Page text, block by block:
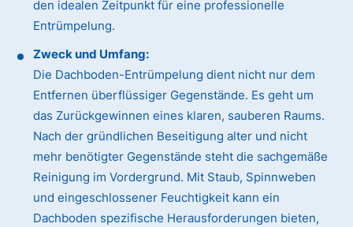
den idealen Zeitpunkt für eine professionelle
Entrümpelung.
Zweck und Umfang:
Die Dachboden-Entrümpelung dient nicht nur dem
Entfernen überflüssiger Gegenstände. Es geht um
das Zurückgewinnen eines klaren, sauberen Raums.
Nach der gründlichen Beseitigung alter und nicht
mehr benötigter Gegenstände steht die sachgemäße
Reinigung im Vordergrund. Mit Staub, Spinnweben
und eingeschlossener Feuchtigkeit kann ein
Dachboden spezifische Herausforderungen bieten,